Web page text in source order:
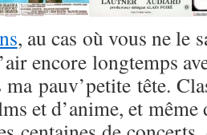
, au cas où vous ne le
encore longtemps
ma pauv’petite tête.
et d’anime, et